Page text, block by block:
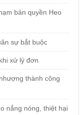
bản quyền Heo
sự bắt buộc
xử lý đơn
thành công
nắng nóng, thiệt hại